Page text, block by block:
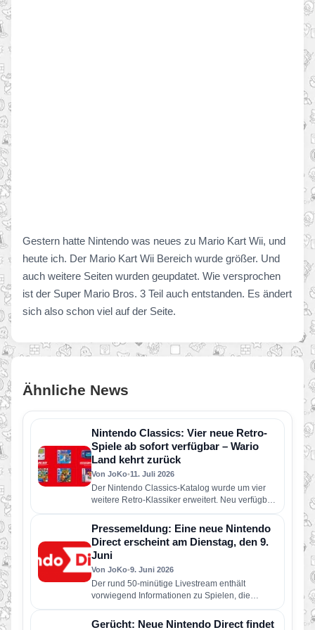
Gestern hatte Nintendo was neues zu Mario Kart Wii, und
heute ich. Der Mario Kart Wii Bereich wurde größer. Und
auch weitere Seiten wurden geupdatet. Wie versprochen
ist der Super Mario Bros. 3 Teil auch entstanden. Es ändert
sich also schon viel auf der Seite.
Ähnliche News
Nintendo Classics: Vier neue Retro-
Spiele ab sofort verfügbar – Wario
Land kehrt zurück
Von JoKo•11. Juli 2026
Der Nintendo Classics-Katalog wurde um vier
weitere Retro-Klassiker erweitert. Neu verfügbar
sind die folgenden Spiele: Wario Land: Super…
Pressemeldung: Eine neue Nintendo
Direct erscheint am Dienstag, den 9.
Juni
Von JoKo•9. Juni 2026
Der rund 50-minütige Livestream enthält
vorwiegend Informationen zu Spielen, die
dieses Jahr für Nintendo Switch 2 und Nintendo
Switch erscheinen…
Gerücht: Neue Nintendo Direct findet